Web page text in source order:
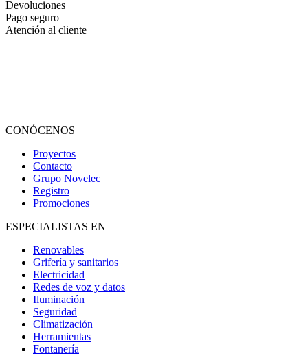
Devoluciones
Pago seguro
Atención al cliente
CONÓCENOS
Proyectos
Contacto
Grupo Novelec
Registro
Promociones
ESPECIALISTAS EN
Renovables
Grifería y sanitarios
Electricidad
Redes de voz y datos
Iluminación
Seguridad
Climatización
Herramientas
Fontanería